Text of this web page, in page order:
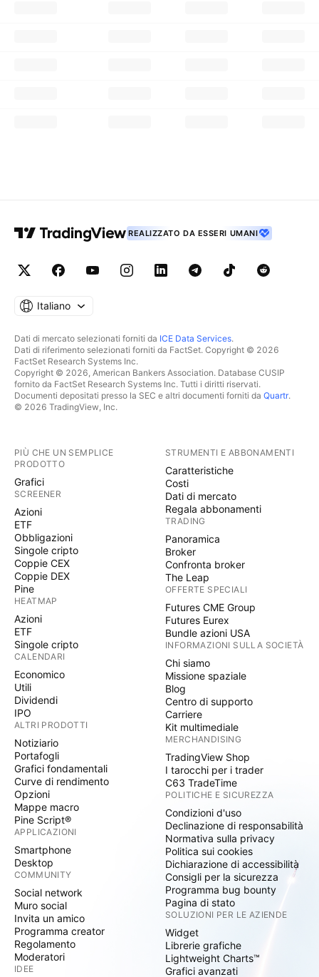
REALIZZATO DA ESSERI UMANI
Italiano
Dati di mercato selezionati forniti da ICE Data Services.
Dati di riferimento selezionati forniti da FactSet. Copyright © 2026
FactSet Research Systems Inc.
Copyright © 2026, American Bankers Association. Database CUSIP
fornito da FactSet Research Systems Inc. Tutti i diritti riservati.
Documenti depositati presso la SEC e altri documenti forniti da Quartr.
© 2026 TradingView, Inc.
PIÙ CHE UN SEMPLICE
PRODOTTO
Grafici
SCREENER
Azioni
ETF
Obbligazioni
Singole cripto
Coppie CEX
Coppie DEX
Pine
HEATMAP
Azioni
ETF
Singole cripto
CALENDARI
Economico
Utili
Dividendi
IPO
ALTRI PRODOTTI
Notiziario
Portafogli
Grafici fondamentali
Curve di rendimento
Opzioni
Mappe macro
Pine Script®
APPLICAZIONI
Smartphone
Desktop
COMMUNITY
Social network
Muro social
Invita un amico
Programma creator
Regolamento
Moderatori
IDEE
STRUMENTI E ABBONAMENTI
Caratteristiche
Costi
Dati di mercato
Regala abbonamenti
TRADING
Panoramica
Broker
Confronta broker
The Leap
OFFERTE SPECIALI
Futures CME Group
Futures Eurex
Bundle azioni USA
INFORMAZIONI SULLA SOCIETÀ
Chi siamo
Missione spaziale
Blog
Centro di supporto
Carriere
Kit multimediale
MERCHANDISING
TradingView Shop
I tarocchi per i trader
C63 TradeTime
POLITICHE E SICUREZZA
Condizioni d'uso
Declinazione di responsabilità
Normativa sulla privacy
Politica sui cookies
Dichiarazione di accessibilità
Consigli per la sicurezza
Programma bug bounty
Pagina di stato
SOLUZIONI PER LE AZIENDE
Widget
Librerie grafiche
Lightweight Charts™
Grafici avanzati